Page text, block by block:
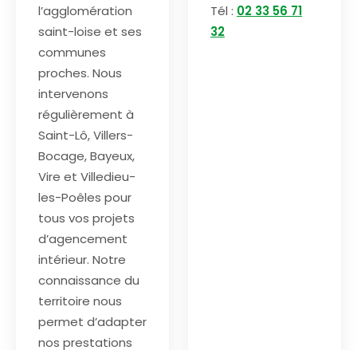
l’agglomération
saint-loise et ses
communes
proches. Nous
intervenons
régulièrement à
Saint-Lô, Villers-
Bocage, Bayeux,
Vire et Villedieu-
les-Poêles pour
tous vos projets
d’agencement
intérieur. Notre
connaissance du
territoire nous
permet d’adapter
nos prestations
Tél : 02 33 56 71
32